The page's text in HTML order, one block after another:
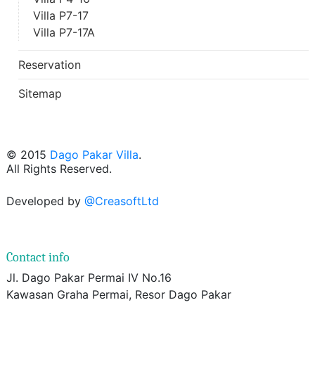
Villa P7-17
Villa P7-17A
Reservation
Sitemap
© 2015 Dago Pakar Villa.
All Rights Reserved.
Developed by @CreasoftLtd
Contact info
Jl. Dago Pakar Permai IV No.16
Kawasan Graha Permai, Resor Dago Pakar